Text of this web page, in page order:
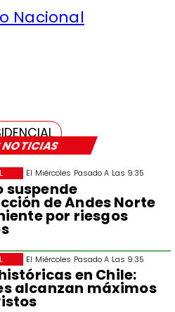
NOTICIAS
El Miércoles Pasado A Las 9:35
suspende
de Andes Norte
por riesgos
El Miércoles Pasado A Las 9:35
en Chile:
alcanzan máximos
Nacional